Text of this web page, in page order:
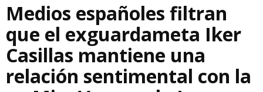
Medios españoles filtran
que el exguardameta Iker
Casillas mantiene una
relación sentimental con la